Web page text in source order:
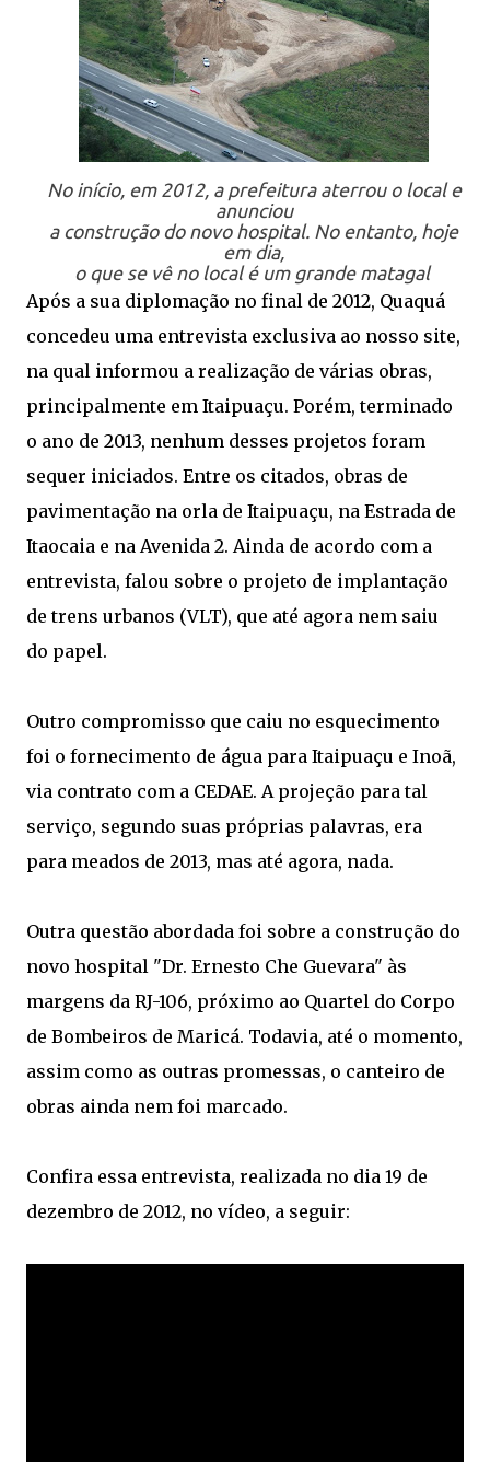
No início, em 2012, a prefeitura aterrou o local e
anunciou
a construção do novo hospital. No entanto, hoje
em dia,
o que se vê no local é um grande matagal
Após a sua diplomação no final de 2012, Quaquá
concedeu uma entrevista exclusiva ao nosso site,
na qual informou a realização de várias obras,
principalmente em Itaipuaçu. Porém, terminado
o ano de 2013, nenhum desses projetos foram
sequer iniciados. Entre os citados, obras de
pavimentação na orla de Itaipuaçu, na Estrada de
Itaocaia e na Avenida 2. Ainda de acordo com a
entrevista, falou sobre o projeto de implantação
de trens urbanos (VLT), que até agora nem saiu
do papel.
Outro compromisso que caiu no esquecimento
foi o fornecimento de água para Itaipuaçu e Inoã,
via contrato com a CEDAE. A projeção para tal
serviço, segundo suas próprias palavras, era
para meados de 2013, mas até agora, nada.
Outra questão abordada foi sobre a construção do
novo hospital "Dr. Ernesto Che Guevara" às
margens da RJ-106, próximo ao Quartel do Corpo
de Bombeiros de Maricá. Todavia, até o momento,
assim como as outras promessas, o canteiro de
obras ainda nem foi marcado.
Confira essa entrevista, realizada no dia 19 de
dezembro de 2012, no vídeo, a seguir: